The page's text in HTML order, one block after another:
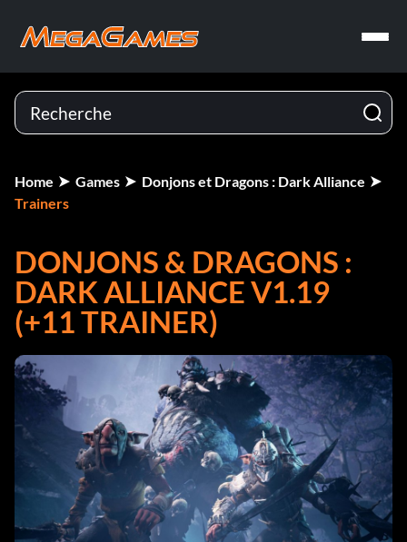
Home Games
Donjons et Dragons : Dark Alliance
Trainers
DONJONS & DRAGONS :
DARK ALLIANCE V1.19
(+11 TRAINER)